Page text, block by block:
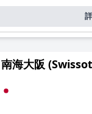
南海大阪